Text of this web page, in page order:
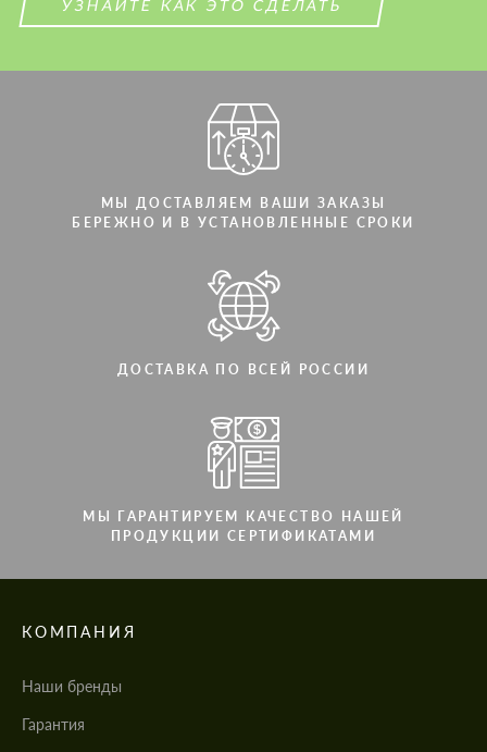
УЗНАЙТЕ КАК ЭТО СДЕЛАТЬ
МЫ ДОСТАВЛЯЕМ ВАШИ ЗАКАЗЫ
БЕРЕЖНО И В УСТАНОВЛЕННЫЕ СРОКИ
ДОСТАВКА ПО ВСЕЙ РОССИИ
МЫ ГАРАНТИРУЕМ КАЧЕСТВО НАШЕЙ
ПРОДУКЦИИ СЕРТИФИКАТАМИ
КОМПАНИЯ
Наши бренды
Гарантия
Мы говорим на вашем языке